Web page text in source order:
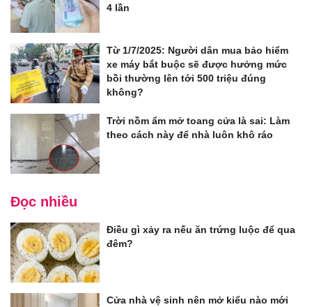
4 lần
Từ 1/7/2025: Người dân mua bảo hiểm
xe máy bắt buộc sẽ được hưởng mức
bồi thường lên tới 500 triệu đúng
không?
Trời nồm ẩm mở toang cửa là sai: Làm
theo cách này để nhà luôn khô ráo
Đọc nhiều
Điều gì xảy ra nếu ăn trứng luộc để qua
đêm?
Cửa nhà vệ sinh nên mở kiểu nào mới